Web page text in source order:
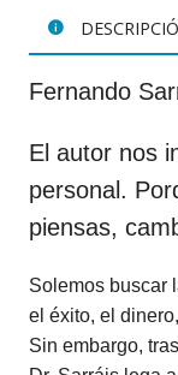
Fernando
El autor nos
personal.
piensas,
Solemos buscar
el éxito, el
Sin embargo,